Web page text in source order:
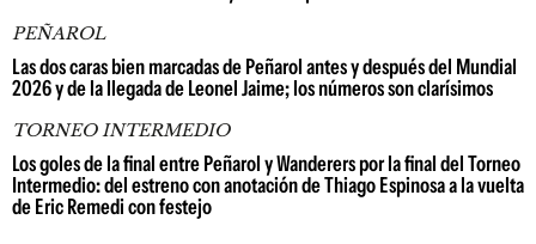
PEÑAROL
Las dos caras bien marcadas de Peñarol antes y después del Mundial
2026 y de la llegada de Leonel Jaime; los números son clarísimos
TORNEO INTERMEDIO
Los goles de la final entre Peñarol y Wanderers por la final del Torneo
Intermedio: del estreno con anotación de Thiago Espinosa a la vuelta
de Eric Remedi con festejo